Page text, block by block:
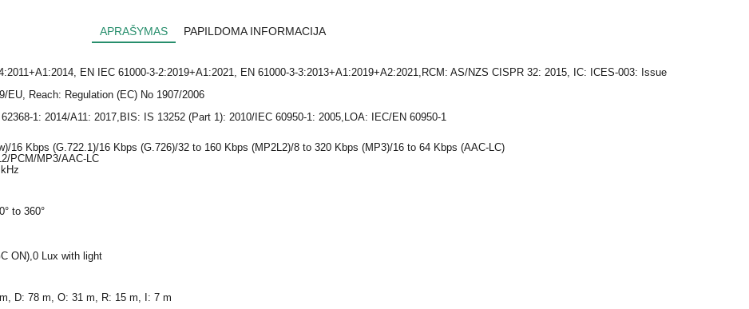
APRAŠYMAS PAPILDOMA INFORMACIJA
EN IEC 61000-3-2:2019+A1:2021, EN 61000-3-3:2013+A1:2019+A2:2021,RCM: AS/NZS CISPR 32: 2015, IC: ICES-003: Issue
EU, Reach: Regulation (EC) No 1907/2006
1: 2014/A11: 2017,BIS: IS 13252 (Part 1): 2010/IEC 60950-1: 2005,LOA: IEC/EN 60950-1
16 Kbps (G.722.1)/16 Kbps (G.726)/32 to 160 Kbps (MP2L2)/8 to 320 Kbps (MP3)/16 to 64 Kbps (AAC-LC)
PCM/MP3/AAC-LC
to 360°
ON),0 Lux with light
D: 78 m, O: 31 m, R: 15 m, I: 7 m